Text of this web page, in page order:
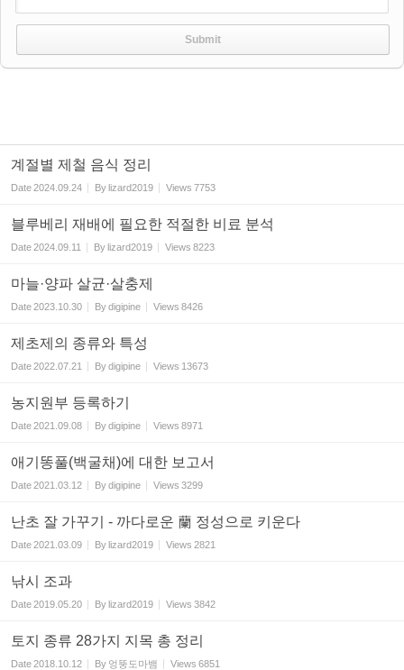
계절별 제철 음식 정리
Date2024.09.24 Bylizard2019 Views 7753
블루베리 재배에 필요한 적절한 비료 분석
Date2024.09.11 Bylizard2019 Views 8223
마늘·양파 살균·살충제
Date2023.10.30 Bydigipine Views 8426
제초제의 종류와 특성
Date2022.07.21 Bydigipine Views 13673
농지원부 등록하기
Date2021.09.08 Bydigipine Views 8971
애기똥풀(백굴채)에 대한 보고서
Date2021.03.12 Bydigipine Views 3299
난초 잘 가꾸기 - 까다로운 蘭 정성으로 키운다
Date2021.03.09 Bylizard2019 Views 2821
낚시 조과
Date2019.05.20 Bylizard2019 Views 3842
토지 종류 28가지 지목 총 정리
Date2018.10.12 By 엉뚱도마뱀 Views 6851